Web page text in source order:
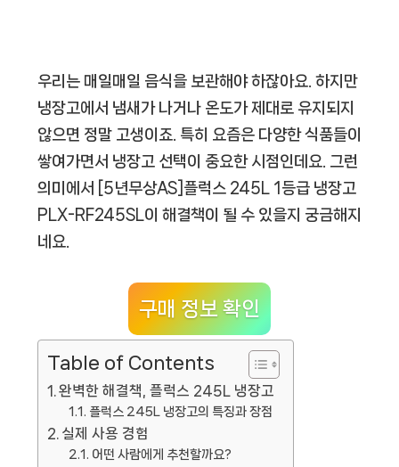
우리는 매일매일 음식을 보관해야 하잖아요. 하지만
냉장고에서 냄새가 나거나 온도가 제대로 유지되지
않으면 정말 고생이죠. 특히 요즘은 다양한 식품들이
쌓여가면서 냉장고 선택이 중요한 시점인데요. 그런
의미에서 [5년무상AS]플럭스 245L 1등급 냉장고
PLX-RF245SL이 해결책이 될 수 있을지 궁금해지
네요.
구매 정보 확인
Table of Contents
완벽한 해결책, 플럭스 245L 냉장고
플럭스 245L 냉장고의 특징과 장점
실제 사용 경험
어떤 사람에게 추천할까요?